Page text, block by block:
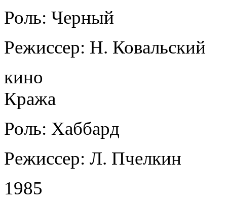
Роль: Черный
Режиссер: Н. Ковальский
кино
Кража
Роль: Хаббард
Режиссер: Л. Пчелкин
1985